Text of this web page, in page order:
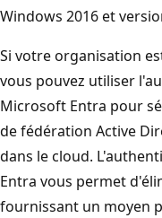
Windows 2016 et
Si votre organisation
vous pouvez utiliser
Microsoft Entra pour
de fédération Active
dans le cloud.
Entra vous permet
fournissant un moyen